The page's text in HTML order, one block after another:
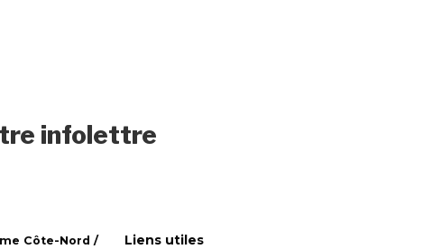
infolettre
Côte-Nord /
Liens utiles